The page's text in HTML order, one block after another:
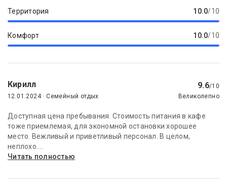
Территория 10.0/10
Комфорт 10.0/10
Кирилл 9.6/10
12.01.2024 · Семейный отдых
Великолепно
Доступная цена пребывания. Стоимость питания в кафе
тоже приемлемая, для экономной остановки хорошее
место. Вежливый и приветливый персонал. В целом,
неплохо....
Читать полностью